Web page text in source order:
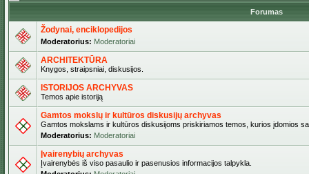
Forumas
Žodynai, enciklopedijos
Moderatorius: Moderatoriai
ARCHITEKTŪRA
Knygos, straipsniai, diskusijos.
ISTORIJOS ARCHYVAS
Temos apie istoriją
Gamtos mokslų ir kultūros diskusijų archyvas
Gamtos mokslams ir kultūros diskusijoms priskiriamos temos, kurios įdomios
Moderatorius: Moderatoriai
Įvairenybių archyvas
Įvairenybės iš viso pasaulio ir pasenusios informacijos talpykla.